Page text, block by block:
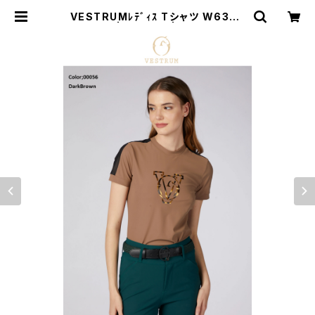
VESTRUMﾚﾃﾞｨｽ Tシャツ W6339
式オンラインショップ | 通販